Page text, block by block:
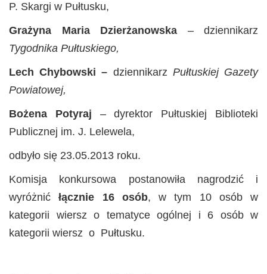
P. Skargi w Pułtusku,
Grażyna Maria Dzierżanowska – dziennikarz
Tygodnika Pułtuskiego,
Lech Chybowski – dziennikarz Pułtuskiej Gazety
Powiatowej,
Bożena Potyraj – dyrektor Pułtuskiej Biblioteki
Publicznej im. J. Lelewela,
odbyło się 23.05.2013 roku.
Komisja konkursowa postanowiła nagrodzić i
wyróżnićłącznie 16 osób, w tym 10 osób w
kategorii wiersz o tematyce ogólnej i 6 osób w
kategorii wiersz o Pułtusku.